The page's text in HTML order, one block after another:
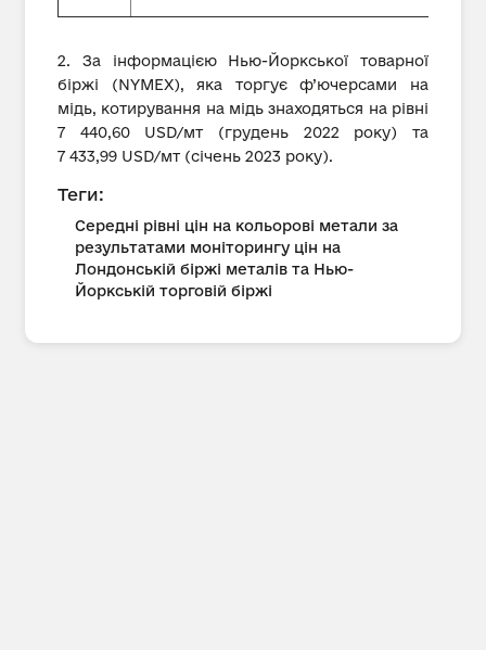
2. За інформацією Нью-Йоркської товарної
біржі (NYMEX), яка торгує ф’ючерсами на
мідь, котирування на мідь знаходяться на рівні
7 440,60 USD/мт (грудень 2022 року) та
7 433,99 USD/мт (січень 2023 року).
Теги:
Середні рівні цін на кольорові метали за
результатами моніторингу цін на
Лондонській біржі металів та Нью-
Йоркській торговій біржі